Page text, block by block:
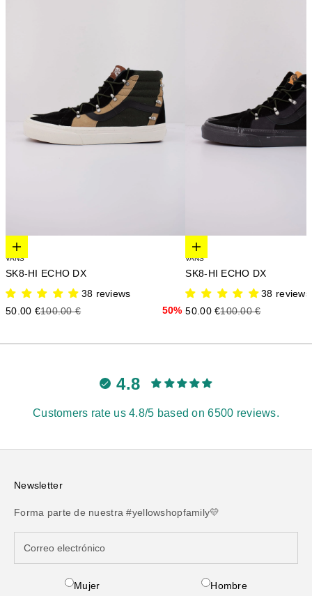
Elige opciones
VANS
SK8-HI ECHO DX
38 reviews
Precio de oferta
50.00 €Precio anterior
100.00 € 50%
Elige opciones
VANS
SK8-HI ECHO DX
38 reviews
Precio de oferta
50.00 €Precio anterior
100.00 €
4.8
Customers rate us 4.8/5 based on 6500 reviews.
Newsletter
Forma parte de nuestra #yellowshopfamily💛
Mujer Hombre